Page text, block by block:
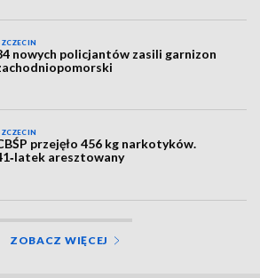
nowych policjantów zasili garnizon
przejęło 456 kg narkotyków.
aresztowany
ZOBACZ WIĘCEJ